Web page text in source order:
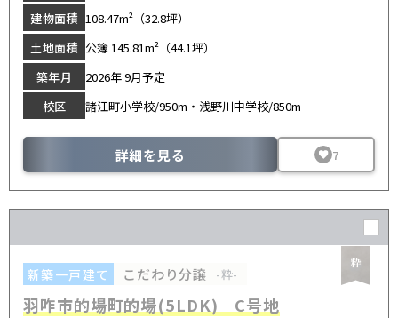
建物面積 108.47m²（32.8坪）
土地面積 公簿 145.81m²（44.1坪）
築年月
2026年 9月予定
校区
諸江町小学校/950m・浅野川中学校/850m
詳細を見る 7
新築一戸建て こだわり分譲 -粋-
羽咋市的場町的場(5LDK) C号地